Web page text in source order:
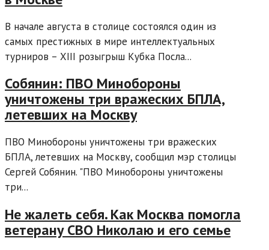
В начале августа в столице состоялся один из
самых престижных в мире интеллектуальных
турниров – XIII розыгрыш Кубка Посла...
Собянин: ПВО Минобороны
уничтожены три вражеских БПЛА,
летевших на Москву
ПВО Минобороны уничтожены три вражеских
БПЛА, летевших на Москву, сообщил мэр столицы
Сергей Собянин. "ПВО Минобороны уничтожены
три...
Не жалеть себя. Как Москва помогла
ветерану СВО Николаю и его семье